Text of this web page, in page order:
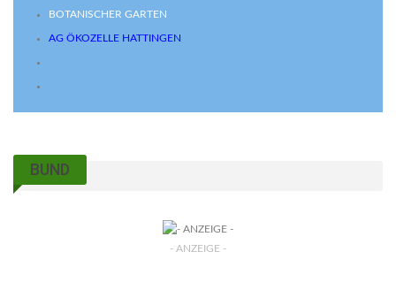
BOTANISCHER GARTEN
AG ÖKOZELLE HATTINGEN
BUND
- ANZEIGE -